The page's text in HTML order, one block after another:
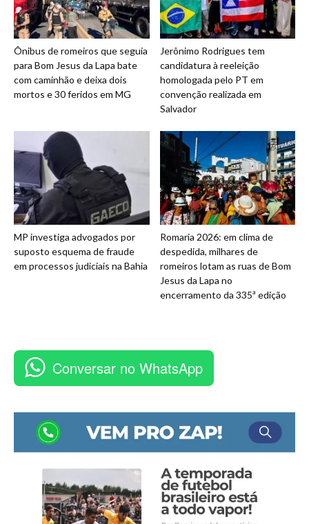
Ônibus de romeiros que seguia
para Bom Jesus da Lapa bate
com caminhão e deixa dois
mortos e 30 feridos em MG
Jerônimo Rodrigues tem
candidatura à reeleição
homologada pelo PT em
convenção realizada em
Salvador
MP investiga advogados por
suposto esquema de fraude
em processos judiciais na Bahia
Romaria 2026: em clima de
despedida, milhares de
romeiros lotam as ruas de Bom
Jesus da Lapa no
encerramento da 335ª edição
Conversar no WhatsApp